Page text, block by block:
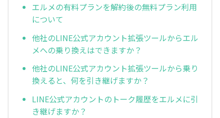
エルメの有料プランを解約後の無料プラン利用
について
他社のLINE公式アカウント拡張ツールからエル
メへの乗り換えはできますか？
他社のLINE公式アカウント拡張ツールから乗り
換えると、何を引き継げますか？
LINE公式アカウントのトーク履歴をエルメに引
き継げますか？